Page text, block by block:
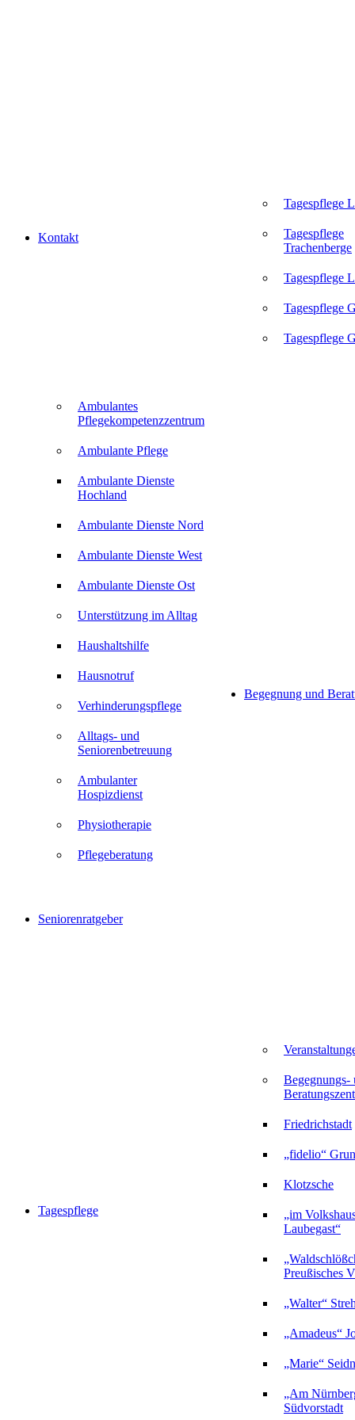
Kontakt
Seniorenratgeber
Ambulantes
Pflegekompetenzzentrum
Ambulante Pflege
Ambulante Dienste
Hochland
Ambulante Dienste Nord
Ambulante Dienste West
Ambulante Dienste Ost
Unterstützung im Alltag
Haushaltshilfe
Hausnotruf
Verhinderungspflege
Alltags- und
Seniorenbetreuung
Ambulanter
Hospizdienst
Physiotherapie
Pflegeberatung
Tagespflege
Tagespflege
Tagespflege
Trachenberge
Tagespflege
Tagespflege
Tagespflege
Begegnung und
Begegnungs-
Friedrichstadt
„fidelio“
Klotzsche
„im
Laubegast“
Preußisches
„Walter“
„Amadeus“
„Marie“
„Am
Südvorstadt